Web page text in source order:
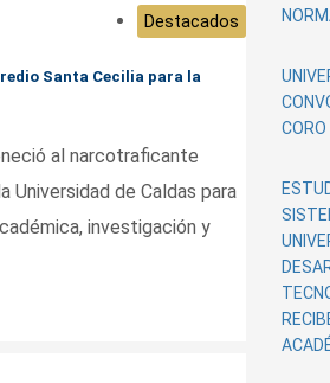
Destacados
Santa Cecilia para la
al narcotraficante
Universidad de Caldas para
investigación y
CORO